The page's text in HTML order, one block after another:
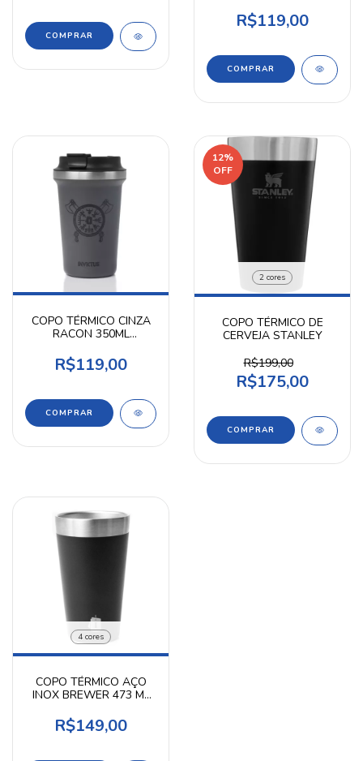
COMPRAR
R$119,00
COMPRAR
COPO TÉRMICO CINZA
RACON 350ML
R$119,00
12%
OFF
2 cores
COPO TÉRMICO DE
CERVEJA STANLEY
R$199,00
R$175,00
COMPRAR
4 cores
COPO TÉRMICO AÇO
INOX BREWER 473 ML
R$149,00